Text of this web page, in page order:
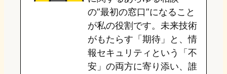
n
k
の”最初の窓口”になること
が私の役割です。未来技術
がもたらす「期待」と、情
報セキュリティという「不
安」の両方に寄り添い、誰